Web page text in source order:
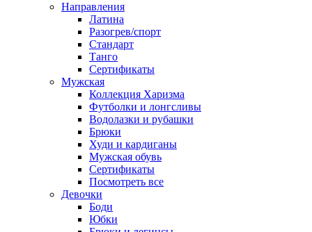
Направления
Латина
Разогрев/спорт
Стандарт
Танго
Сертификаты
Мужская
Коллекция Харизма
Футболки и лонгсливы
Водолазки и рубашки
Брюки
Худи и кардиганы
Мужская обувь
Сертификаты
Посмотреть все
Девочки
Боди
Юбки